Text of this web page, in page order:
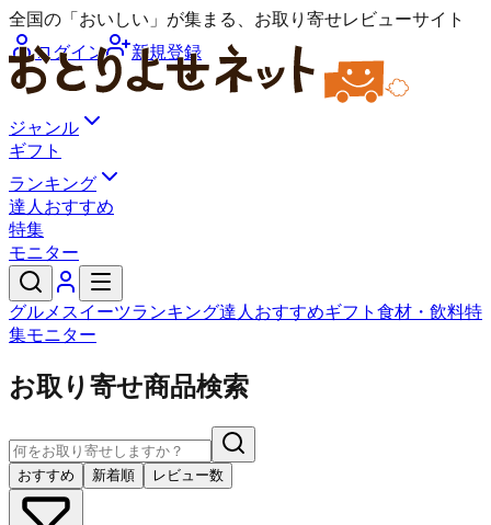
全国の「おいしい」が集まる、お取り寄せレビューサイト
ログイン
新規登録
ジャンル
ギフト
ランキング
達人おすすめ
特集
モニター
グルメ スイーツランキング達人おすすめギフト 食材・飲料特
集モニター
お取り寄せ商品検索
おすすめ 新着順 レビュー数